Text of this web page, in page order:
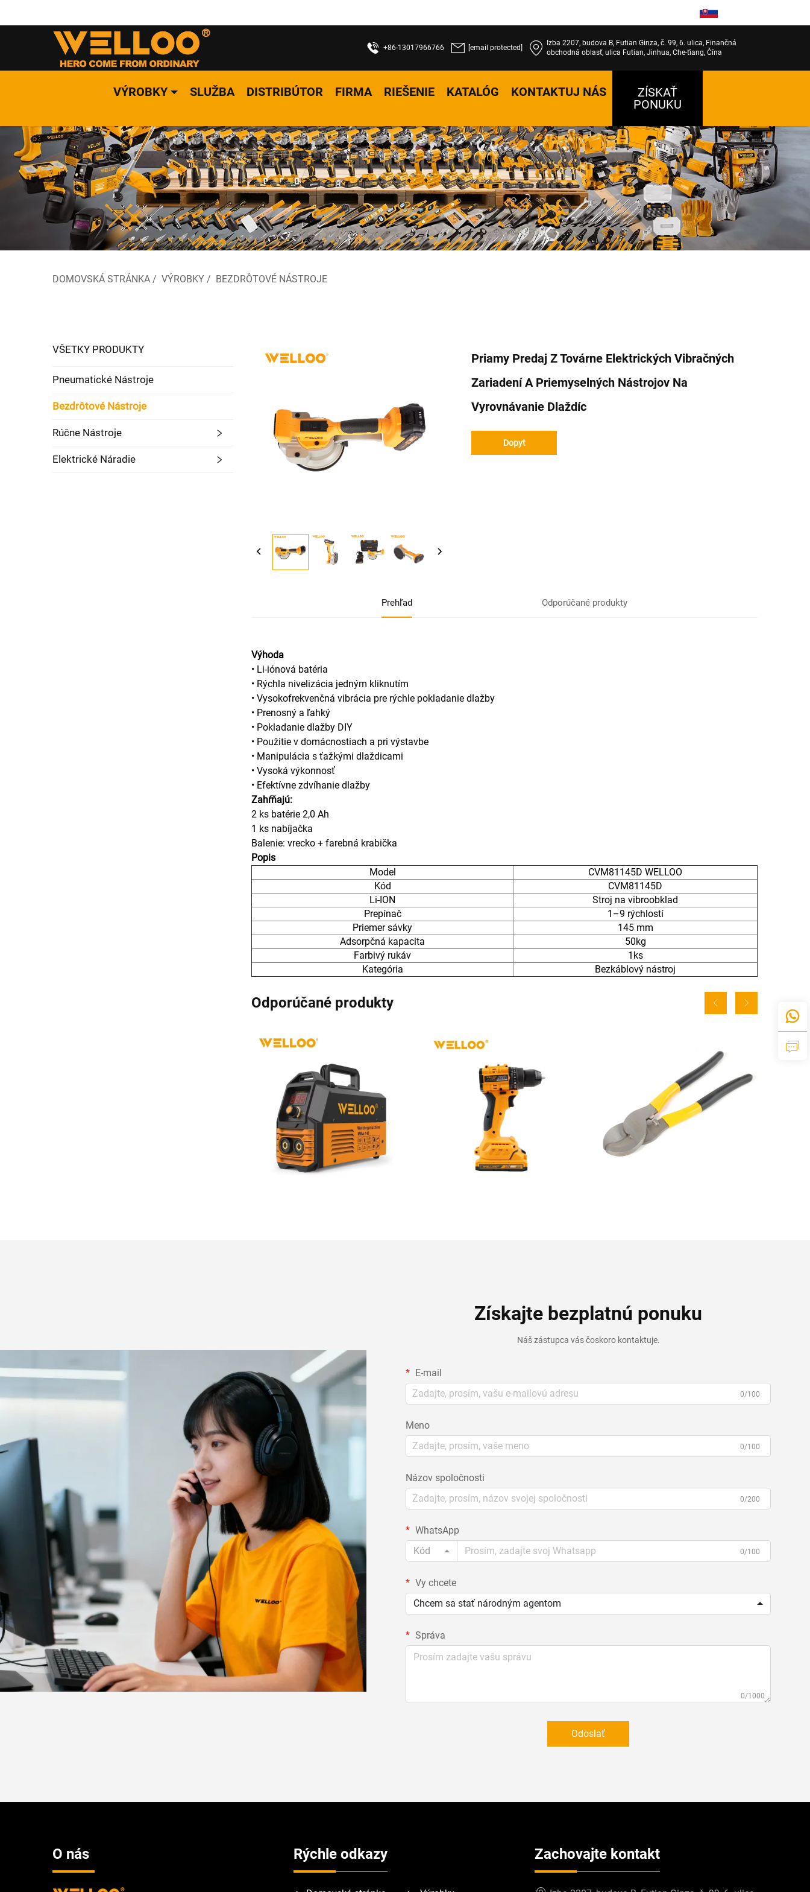
+86-13017966766 [email protected]
Izba 2207, budova B, Futian Ginza, č. 99, 6. ulica, Finančná
obchodná oblasť, ulica Futian, Jinhua, Che-ťiang, Čína
VÝROBKY SLUŽBA DISTRIBÚTOR FIRMA RIEŠENIE KATALÓG KONTAKTUJ NÁS
ZÍSKAŤ
PONUKU
DOMOVSKÁ STRÁNKA / VÝROBKY / BEZDRÔTOVÉ NÁSTROJE
VŠETKY PRODUKTY
Pneumatické Nástroje
Bezdrôtové Nástroje
Rúčne Nástroje
Elektrické Náradie
Priamy Predaj Z Továrne Elektrických Vibračných
Zariadení A Priemyselných Nástrojov Na
Vyrovnávanie Dlaždíc
Dopyt
Prehľad Odporúčané produkty
Výhoda
• Li-iónová batéria
• Rýchla nivelizácia jedným kliknutím
• Vysokofrekvenčná vibrácia pre rýchle pokladanie dlažby
• Prenosný a ľahký
• Pokladanie dlažby DIY
• Použitie v domácnostiach a pri výstavbe
• Manipulácia s ťažkými dlaždicami
• Vysoká výkonnosť
• Efektívne zdvíhanie dlažby
Zahŕňajú:
2 ks batérie 2,0 Ah
1 ks nabíjačka
Balenie: vrecko + farebná krabička
Popis
Model
CVM81145D WELLOO
Kód
CVM81145D
Li-ION
Stroj na vibroobklad
Prepínač
1–9 rýchlostí
Priemer sávky
145 mm
Adsorpčná kapacita
50kg
Farbivý rukáv
1ks
Kategória
Bezkáblový nástroj
Odporúčané produkty
Získajte bezplatnú ponuku
Náš zástupca vás čoskoro kontaktuje.
E-mail
0/100
Meno
0/100
Názov spoločnosti
0/200
WhatsApp
Kód
0/100
Vy chcete
Chcem sa stať národným agentom
Správa
0/1000
Odoslať
O nás Rýchle odkazy Zachovajte kontakt